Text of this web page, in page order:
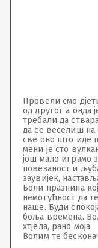
Провели смо
од другог а онда
требали да
да се веселиш на
све оно што иде
мени је сто
још мало играмо
повезаност и
заувијек,
Боли празнина
немогућност да
наше. Буди
боља времена.
хтјела, рано моја.
Волим те